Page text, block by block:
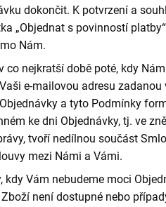
dokončit. K potvrzení a
„Objednat s povinností
Nám.
co nejkratší době poté, kdy
e-mailovou adresu zadanou
a tyto Podmínky
ke dni Objednávky, tj. ve
tvoří nedílnou součást
mezi Námi a Vámi.
kdy Vám nebudeme moci
není dostupné nebo